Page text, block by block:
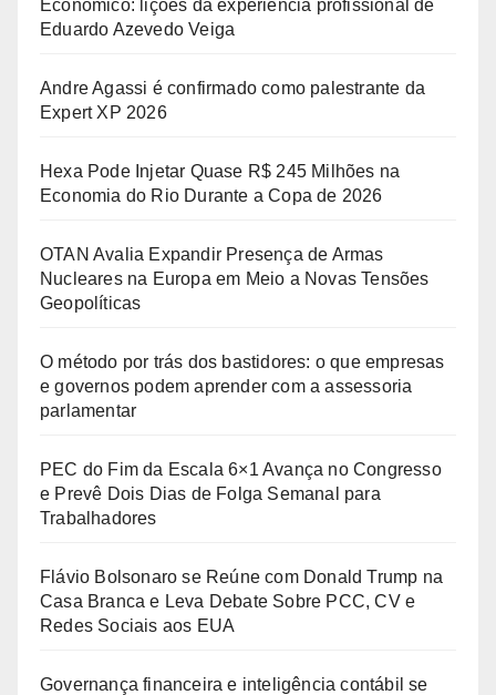
Econômico: lições da experiência profissional de
Eduardo Azevedo Veiga
Andre Agassi é confirmado como palestrante da
Expert XP 2026
Hexa Pode Injetar Quase R$ 245 Milhões na
Economia do Rio Durante a Copa de 2026
OTAN Avalia Expandir Presença de Armas
Nucleares na Europa em Meio a Novas Tensões
Geopolíticas
O método por trás dos bastidores: o que empresas
e governos podem aprender com a assessoria
parlamentar
PEC do Fim da Escala 6×1 Avança no Congresso
e Prevê Dois Dias de Folga Semanal para
Trabalhadores
Flávio Bolsonaro se Reúne com Donald Trump na
Casa Branca e Leva Debate Sobre PCC, CV e
Redes Sociais aos EUA
Governança financeira e inteligência contábil se